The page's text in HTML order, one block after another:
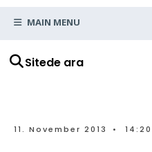
Sitede ara
MAIN MENU
11. November 2013 • 14:20